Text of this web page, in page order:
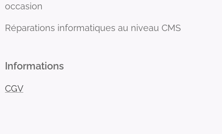
occasion
Réparations informatiques au niveau CMS
Informations
CGV